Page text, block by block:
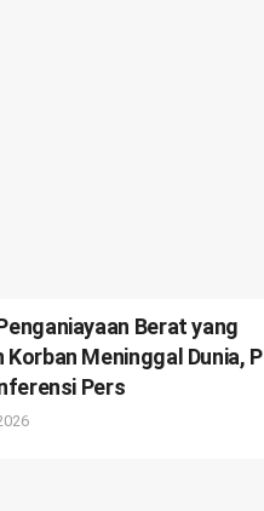
Berat yang
Meninggal Dunia,
Pers